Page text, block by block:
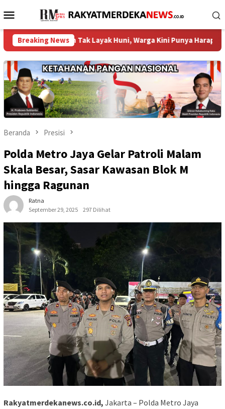
ke
Menu
Mobile
Breaking News
Tak Layak Huni, Warga Kini Punya Harapan Baru
Beranda Presisi
Polda Metro Jaya Gelar Patroli Malam
Skala Besar, Sasar Kawasan Blok M
hingga Ragunan
Ratna
September 29, 2025
297 Dilihat
Rakyatmerdekanews.co.id, Jakarta – Polda Metro Jaya